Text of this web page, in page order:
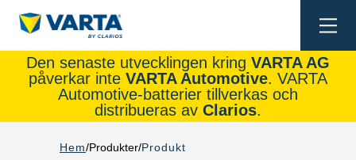
Den senaste utvecklingen kring VARTA AG
påverkar inte VARTA Automotive. VARTA
Automotive-batterier tillverkas och
distribueras av Clarios.
Hem Produkter Produkt